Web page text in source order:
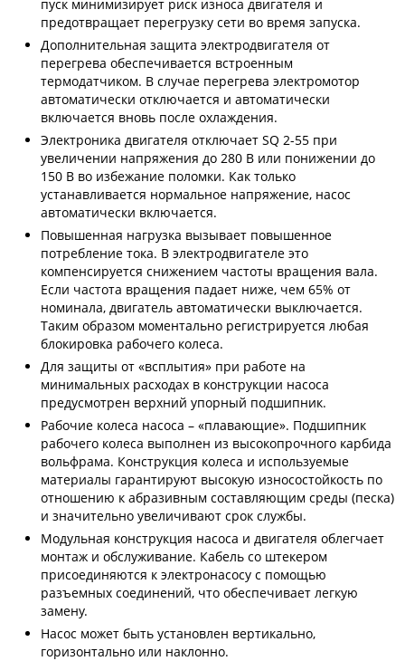
пуск минимизирует риск износа двигателя и
предотвращает перегрузку сети во время запуска.
Дополнительная защита электродвигателя от
перегрева обеспечивается встроенным
термодатчиком. В случае перегрева электромотор
автоматически отключается и автоматически
включается вновь после охлаждения.
Электроника двигателя отключает SQ 2-55 при
увеличении напряжения до 280 В или понижении до
150 В во избежание поломки. Как только
устанавливается нормальное напряжение, насос
автоматически включается.
Повышенная нагрузка вызывает повышенное
потребление тока. В электродвигателе это
компенсируется снижением частоты вращения вала.
Если частота вращения падает ниже, чем 65% от
номинала, двигатель автоматически выключается.
Таким образом моментально регистрируется любая
блокировка рабочего колеса.
Для защиты от «всплытия» при работе на
минимальных расходах в конструкции насоса
предусмотрен верхний упорный подшипник.
Рабочие колеса насоса – «плавающие». Подшипник
рабочего колеса выполнен из высокопрочного карбида
вольфрама. Конструкция колеса и используемые
материалы гарантируют высокую износостойкость по
отношению к абразивным составляющим среды (песка)
и значительно увеличивают срок службы.
Модульная конструкция насоса и двигателя облегчает
монтаж и обслуживание. Кабель со штекером
присоединяются к электронасосу с помощью
разъемных соединений, что обеспечивает легкую
замену.
Насос может быть установлен вертикально,
горизонтально или наклонно.